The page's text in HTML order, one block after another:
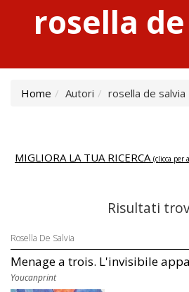
rosella
Home Autori rosella de salvia
MIGLIORA LA TUA RICERCA (clicca per
Risultati
Rosella De Salvia
Menage a trois. L'invisibile
Youcanprint